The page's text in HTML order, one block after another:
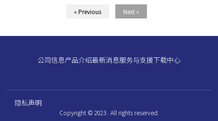
« Previous Next »
公司信息产品介绍最新消息服务与支援下载中心
隐私声明
Copyright © 2023 . All rights reserved.